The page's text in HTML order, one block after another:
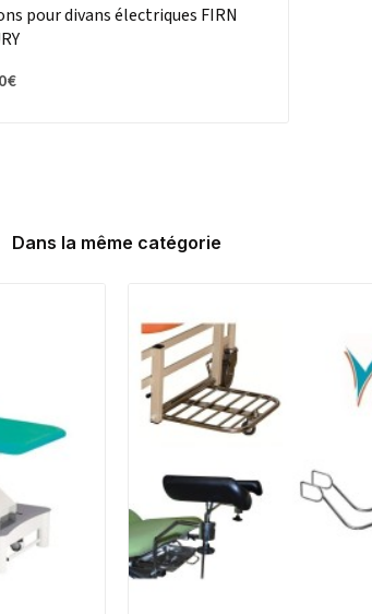
pour divans électriques FIRN
€
Dans la même catégorie